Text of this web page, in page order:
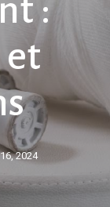
:
et
2024